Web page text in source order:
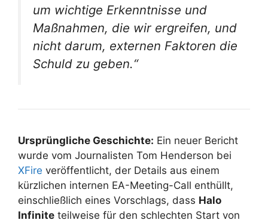
um wichtige Erkenntnisse und
Maßnahmen, die wir ergreifen, und
nicht darum, externen Faktoren die
Schuld zu geben.“
Ursprüngliche Geschichte: Ein neuer Bericht
wurde vom Journalisten Tom Henderson bei
XFire veröffentlicht, der Details aus einem
kürzlichen internen EA-Meeting-Call enthüllt,
einschließlich eines Vorschlags, dass Halo
Infinite teilweise für den schlechten Start von